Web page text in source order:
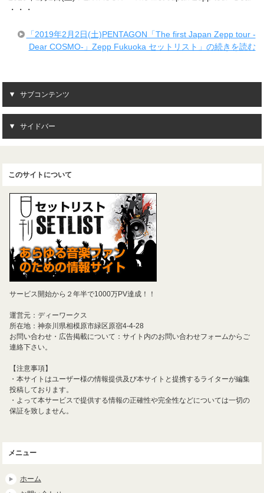
・・・
「2019年2月2日(土)PENTAGON「The first Japan Zepp tour -
Dear COSMO-」Zepp Fukuoka セットリスト」の続きを読む
サブコンテンツ
サイドバー
このサイトについて
サービス開始から２年半で1000万PV達成！！
運営元：ディーワークス
所在地：神奈川県相模原市緑区原宿4-4-28
お問い合わせ・広告掲載について：サイト内のお問い合わせフォームからご
連絡下さい。
【注意事項】
・本サイトはユーザー様の情報提供及び本サイトと提携するライターが編集
投稿しております。
・よって本サービスで提供する情報の正確性や完全性などについては一切の
保証を致しません。
メニュー
ホーム